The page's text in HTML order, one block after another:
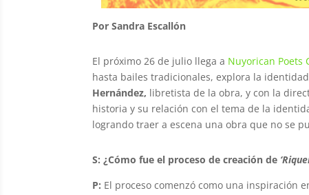
Por Sandra Escallón
El próximo 26 de julio llega a Nuyorican Poets
hasta bailes tradicionales, explora la
Hernández, libretista de la obra, y con la
historia y su relación con el tema de la
logrando traer a escena una obra que no se
S: ¿Cómo fue el proceso de creación de
P: El proceso comenzó como una inspiración